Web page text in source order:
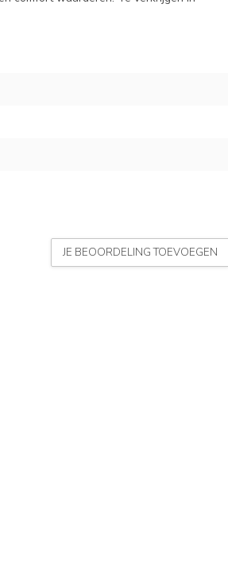
JE BEOORDELING TOEVOEGEN